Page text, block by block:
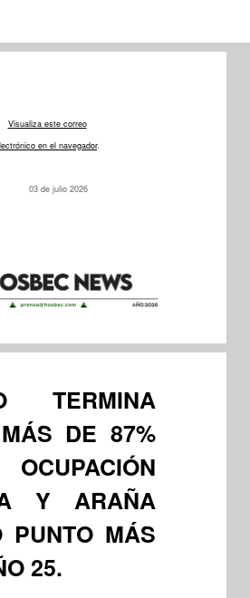
Visualiza este correo
en el navegador.
03 de julio 2026
TERMINA
DE 87%
Y ARAÑA
PUNTO MÁS
25.